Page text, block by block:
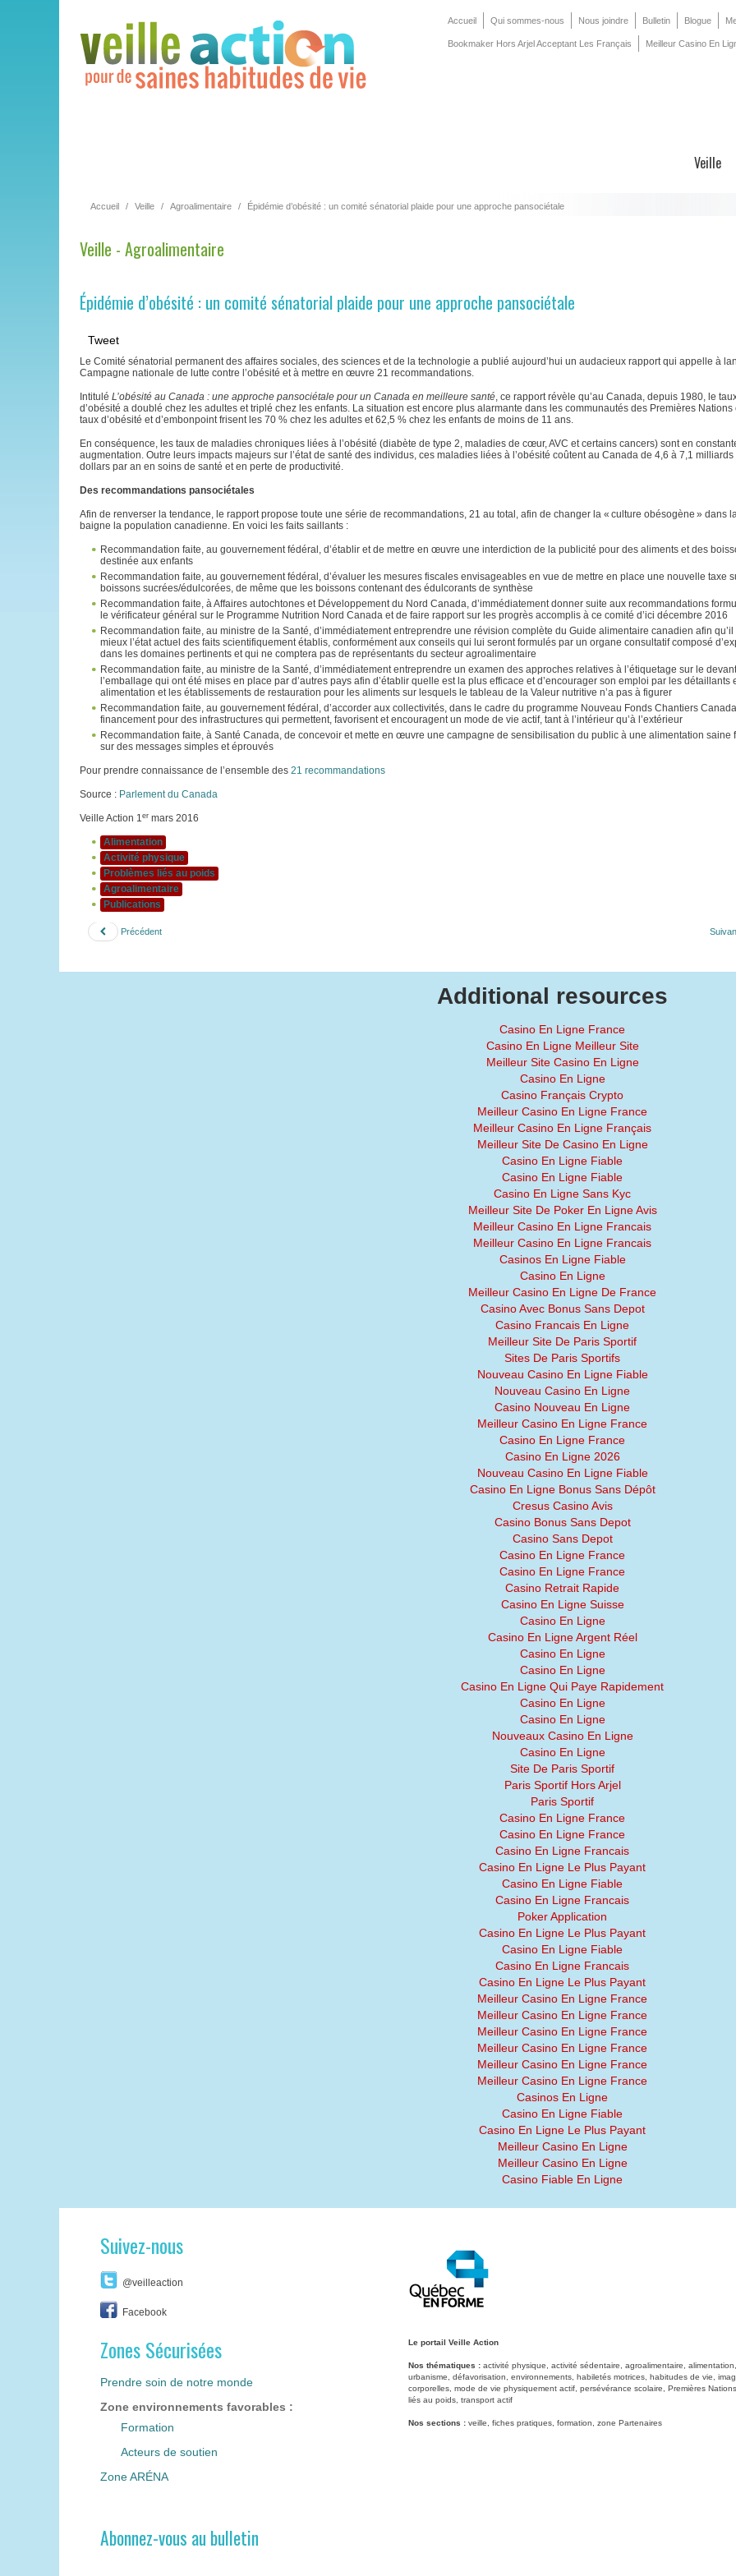
Accueil Qui sommes-nous Nous joindre Bulletin Blogue
Bookmaker Hors Arjel Acceptant Les Français Meilleur Casino En
Veille
Accueil / Veille / Agroalimentaire / Épidémie d’obésité : un comité sénatorial plaide pour une approche pansociétale
Veille - Agroalimentaire
Épidémie d’obésité : un comité sénatorial plaide pour une approche pansociétale
Tweet
Le Comité sénatorial permanent des affaires sociales, des sciences et de la technologie a publié aujourd’hui un audacieux rapport qui appelle à
Campagne nationale de lutte contre l’obésité et à mettre en œuvre 21 recommandations.
Intitulé L’obésité au Canada : une approche pansociétale pour un Canada en meilleure santé, ce rapport révèle qu’au Canada, depuis 1980, le
d’obésité a doublé chez les adultes et triplé chez les enfants. La situation est encore plus alarmante dans les communautés des Premières Nations
taux d’obésité et d’embonpoint frisent les 70 % chez les adultes et 62,5 % chez les enfants de moins de 11 ans.
En conséquence, les taux de maladies chroniques liées à l’obésité (diabète de type 2, maladies de cœur, AVC et certains cancers) sont en
augmentation. Outre leurs impacts majeurs sur l’état de santé des individus, ces maladies liées à l’obésité coûtent au Canada de 4,6 à 7,1 milliards
dollars par an en soins de santé et en perte de productivité.
Des recommandations pansociétales
Afin de renverser la tendance, le rapport propose toute une série de recommandations, 21 au total, afin de changer la « culture obésogène » dans
baigne la population canadienne. En voici les faits saillants :
Recommandation faite, au gouvernement fédéral, d’établir et de mettre en œuvre une interdiction de la publicité pour des aliments et des
destinée aux enfants
Recommandation faite, au gouvernement fédéral, d’évaluer les mesures fiscales envisageables en vue de mettre en place une nouvelle taxe
boissons sucrées/édulcorées, de même que les boissons contenant des édulcorants de synthèse
Recommandation faite, à Affaires autochtones et Développement du Nord Canada, d’immédiatement donner suite aux recommandations
le vérificateur général sur le Programme Nutrition Nord Canada et de faire rapport sur les progrès accomplis à ce comité d’ici décembre 2016
Recommandation faite, au ministre de la Santé, d’immédiatement entreprendre une révision complète du Guide alimentaire canadien afin qu’il
mieux l’état actuel des faits scientifiquement établis, conformément aux conseils qui lui seront formulés par un organe consultatif composé
dans les domaines pertinents et qui ne comptera pas de représentants du secteur agroalimentaire
Recommandation faite, au ministre de la Santé, d’immédiatement entreprendre un examen des approches relatives à l’étiquetage sur le
l’emballage qui ont été mises en place par d’autres pays afin d’établir quelle est la plus efficace et d’encourager son emploi par les détaillants
alimentation et les établissements de restauration pour les aliments sur lesquels le tableau de la Valeur nutritive n’a pas à figurer
Recommandation faite, au gouvernement fédéral, d’accorder aux collectivités, dans le cadre du programme Nouveau Fonds Chantiers
financement pour des infrastructures qui permettent, favorisent et encouragent un mode de vie actif, tant à l’intérieur qu’à l’extérieur
Recommandation faite, à Santé Canada, de concevoir et mette en œuvre une campagne de sensibilisation du public à une alimentation saine
sur des messages simples et éprouvés
Pour prendre connaissance de l’ensemble des 21 recommandations
Source : Parlement du Canada
Veille Action 1er mars 2016
Alimentation
Activité physique
Problèmes liés au poids
Agroalimentaire
Publications
Précédent
Additional resources
Casino En Ligne France
Casino En Ligne Meilleur Site
Meilleur Site Casino En Ligne
Casino En Ligne
Casino Français Crypto
Meilleur Casino En Ligne France
Meilleur Casino En Ligne Français
Meilleur Site De Casino En Ligne
Casino En Ligne Fiable
Casino En Ligne Fiable
Casino En Ligne Sans Kyc
Meilleur Site De Poker En Ligne Avis
Meilleur Casino En Ligne Francais
Meilleur Casino En Ligne Francais
Casinos En Ligne Fiable
Casino En Ligne
Meilleur Casino En Ligne De France
Casino Avec Bonus Sans Depot
Casino Francais En Ligne
Meilleur Site De Paris Sportif
Sites De Paris Sportifs
Nouveau Casino En Ligne Fiable
Nouveau Casino En Ligne
Casino Nouveau En Ligne
Meilleur Casino En Ligne France
Casino En Ligne France
Casino En Ligne 2026
Nouveau Casino En Ligne Fiable
Casino En Ligne Bonus Sans Dépôt
Cresus Casino Avis
Casino Bonus Sans Depot
Casino Sans Depot
Casino En Ligne France
Casino En Ligne France
Casino Retrait Rapide
Casino En Ligne Suisse
Casino En Ligne
Casino En Ligne Argent Réel
Casino En Ligne
Casino En Ligne
Casino En Ligne Qui Paye Rapidement
Casino En Ligne
Casino En Ligne
Nouveaux Casino En Ligne
Casino En Ligne
Site De Paris Sportif
Paris Sportif Hors Arjel
Paris Sportif
Casino En Ligne France
Casino En Ligne France
Casino En Ligne Francais
Casino En Ligne Le Plus Payant
Casino En Ligne Fiable
Casino En Ligne Francais
Poker Application
Casino En Ligne Le Plus Payant
Casino En Ligne Fiable
Casino En Ligne Francais
Casino En Ligne Le Plus Payant
Meilleur Casino En Ligne France
Meilleur Casino En Ligne France
Meilleur Casino En Ligne France
Meilleur Casino En Ligne France
Meilleur Casino En Ligne France
Meilleur Casino En Ligne France
Casinos En Ligne
Casino En Ligne Fiable
Casino En Ligne Le Plus Payant
Meilleur Casino En Ligne
Meilleur Casino En Ligne
Casino Fiable En Ligne
Suivez-nous
@veilleaction
Facebook
Zones Sécurisées
Prendre soin de notre monde
Zone environnements favorables :
Formation
Acteurs de soutien
Zone ARÉNA
Abonnez-vous au bulletin
Le portail Veille Action
Nos thématiques : activité physique, activité sédentaire, agroalimentaire,
urbanisme, défavorisation, environnements, habiletés motrices, habitudes de vie,
corporelles, mode de vie physiquement actif, persévérance scolaire, Premières
liés au poids, transport actif
Nos sections : veille, fiches pratiques, formation, zone Partenaires